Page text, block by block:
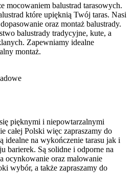
mocowaniem balustrad tarasowych.
które upięknią Twój taras. Nasi
oraz montaż balustrady.
balustrady tradycyjne, kute, a
Zapewniamy idealne
montaż.
pięknymi i niepowtarzalnymi
całej Polski więc zapraszamy do
idealne na wykończenie tarasu jak i
barierek. Są solidne i odporne na
ocynkowanie oraz malowanie
wybór, a także zapraszamy do